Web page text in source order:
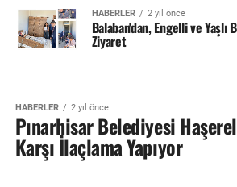
HABERLER 2 yıl önce
Balaban'dan, Engelli ve Yaşlı
Ziyaret
HABERLER 2 yıl önce
Pınarhisar Belediyesi
Karşı İlaçlama Yapıyor